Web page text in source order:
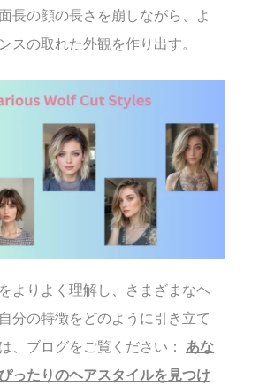
長の顔の長さを崩しながら、よ
スの取れた外観を作り出す。
よりよく理解し、さまざまなヘ
分の特徴をどのように引き立て
、ブログをご覧ください： あな
ったりのヘアスタイルを見つけ